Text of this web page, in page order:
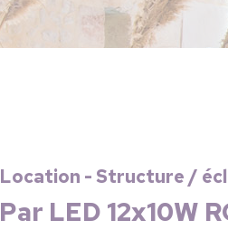
Location - Structure /
Par LED 12x10W